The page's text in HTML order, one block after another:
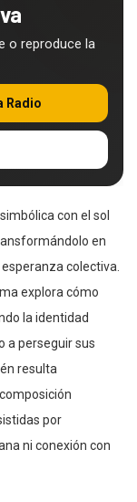
o reproduce la
Radio
con el sol
en
colectiva.
explora cómo
la identidad
a perseguir sus
resulta
por
ni conexión con